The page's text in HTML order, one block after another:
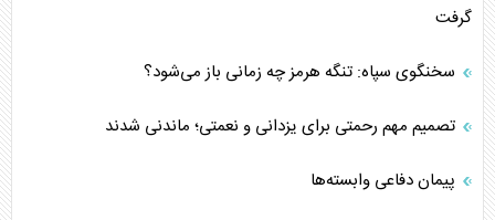
گرفت
سخنگوی سپاه: تنگه هرمز چه زمانی باز می‌شود؟
تصمیم مهم رحمتی برای یزدانی و نعمتی؛ ماندنی شدند
پیمان دفاعی‌ وابسته‌ها